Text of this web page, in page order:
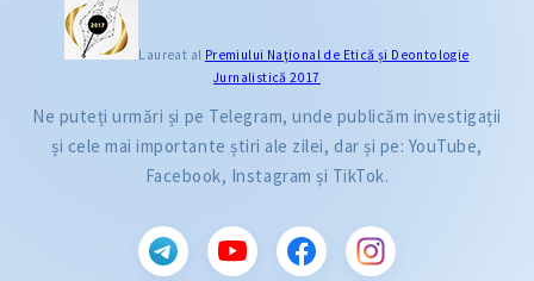
Laureat al Premiului Naţional de Etică și Deontologie
Jurnalistică 2017
Ne puteți urmări și pe Telegram, unde publicăm investigații
și cele mai importante știri ale zilei, dar și pe: YouTube,
Facebook, Instagram și TikTok.